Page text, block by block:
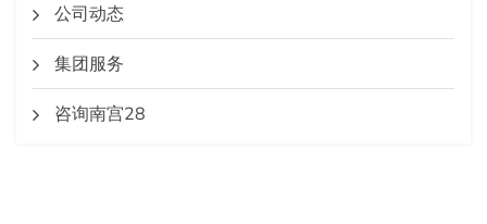
公司动态
集团服务
咨询南宫28